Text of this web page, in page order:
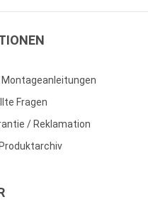
Montageanleitungen
Fragen
/ Reklamation